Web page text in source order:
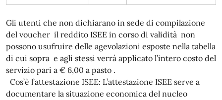
Gli utenti che non dichiarano in sede di compilazione
del voucher il reddito ISEE in corso di validità non
possono usufruire delle agevolazioni esposte nella tabella
di cui sopra e agli stessi verrà applicato l’intero costo del
servizio pari a € 6,00 a pasto .
Cos’è l’attestazione ISEE: L’attestazione ISEE serve a
documentare la situazione economica del nucleo